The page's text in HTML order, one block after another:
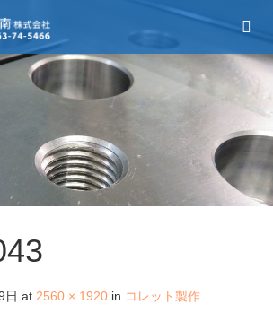
日 at 2560 × 1920 in コレット製作